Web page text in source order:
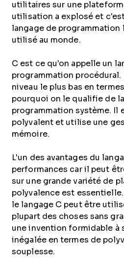
utilitaires sur une
utilisation a explosé et
langage de programmation
utilisé au monde.
C est ce qu'on appelle un
programmation
niveau le plus bas en
pourquoi on le qualifie de
programmation système. Il
polyvalent et utilise une
mémoire.
L'un des avantages du
performances car il peut
sur une grande variété de
polyvalence est
le langage C peut être
plupart des choses sans
une invention formidable à
inégalée en termes de
souplesse.